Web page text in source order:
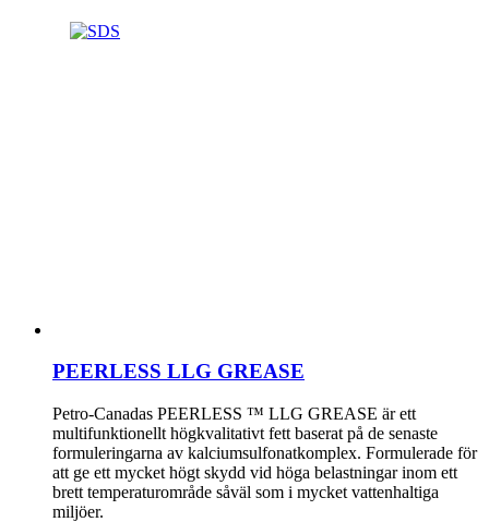
PEERLESS LLG GREASE
Petro-Canadas PEERLESS ™ LLG GREASE är ett
multifunktionellt högkvalitativt fett baserat på de senaste
formuleringarna av kalciumsulfonatkomplex. Formulerade för
att ge ett mycket högt skydd vid höga belastningar inom ett
brett temperaturområde såväl som i mycket vattenhaltiga
miljöer.